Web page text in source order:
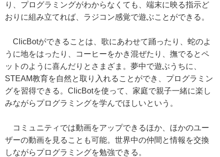
り、プログラミングがわからなくても、端末に映る指示ど
おりに組み立てれば、ラジコン感覚で遊ぶことができる。
ClicBotができることは、歌にあわせて踊ったり、蛇のよ
うに地をはったり、コーヒーをかき混ぜたり、撫でるとペ
ットのように喜んだりとさまざま。夢中で遊ぶうちに、
STEAM教育を自然と取り入れることができ、プログラミン
グを習得できる。ClicBotを使って、家庭で親子一緒に楽し
みながらプログラミングを学んでほしいという。
コミュニティでは動画をアップできるほか、ほかのユー
ザーの動画を見ることも可能。世界中の仲間と情報を交換
しながらプログラミングを勉強できる。